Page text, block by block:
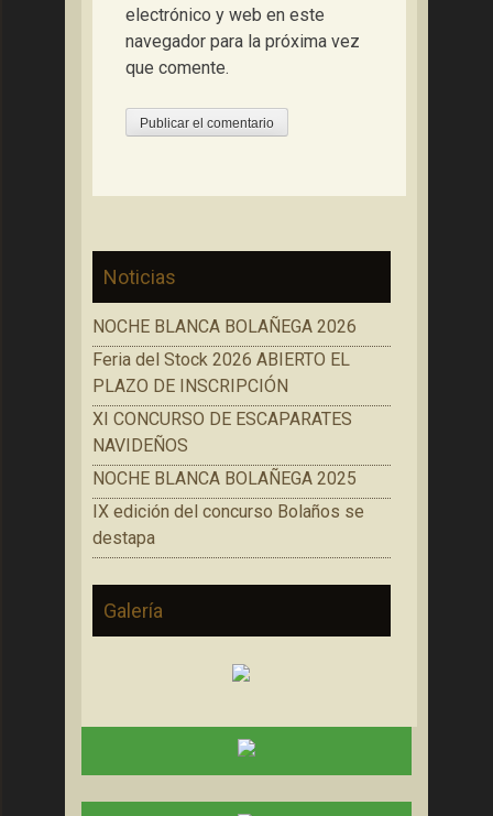
electrónico y web en este
navegador para la próxima vez
que comente.
Noticias
NOCHE BLANCA BOLAÑEGA 2026
Feria del Stock 2026 ABIERTO EL
PLAZO DE INSCRIPCIÓN
XI CONCURSO DE ESCAPARATES
NAVIDEÑOS
NOCHE BLANCA BOLAÑEGA 2025
IX edición del concurso Bolaños se
destapa
Galería